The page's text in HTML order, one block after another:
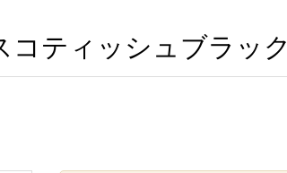
コティッシュブラッ